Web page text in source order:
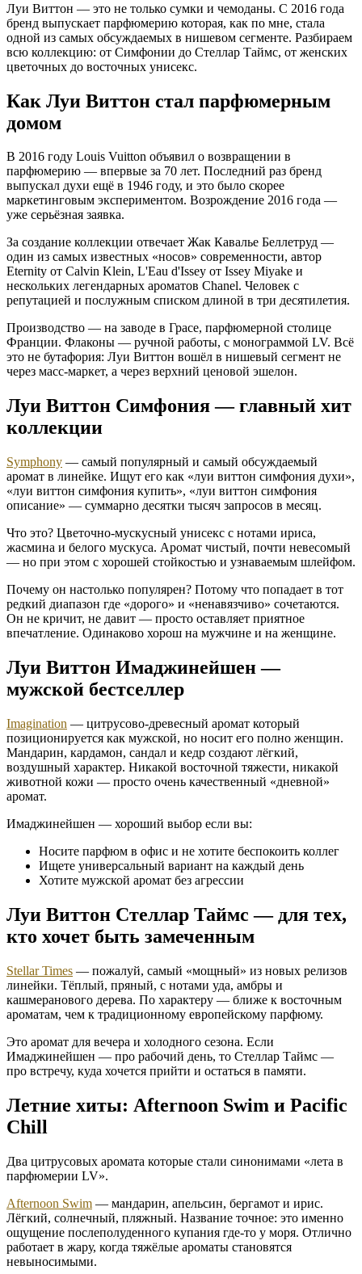
Луи Виттон — это не только сумки и чемоданы. С 2016 года
бренд выпускает парфюмерию которая, как по мне, стала
одной из самых обсуждаемых в нишевом сегменте. Разбираем
всю коллекцию: от Симфонии до Стеллар Таймс, от женских
цветочных до восточных унисекс.
Как Луи Виттон стал парфюмерным
домом
В 2016 году Louis Vuitton объявил о возвращении в
парфюмерию — впервые за 70 лет. Последний раз бренд
выпускал духи ещё в 1946 году, и это было скорее
маркетинговым экспериментом. Возрождение 2016 года —
уже серьёзная заявка.
За создание коллекции отвечает Жак Кавалье Беллетруд —
один из самых известных «носов» современности, автор
Eternity от Calvin Klein, L'Eau d'Issey от Issey Miyake и
нескольких легендарных ароматов Chanel. Человек с
репутацией и послужным списком длиной в три десятилетия.
Производство — на заводе в Грасе, парфюмерной столице
Франции. Флаконы — ручной работы, с монограммой LV. Всё
это не бутафория: Луи Виттон вошёл в нишевый сегмент не
через масс-маркет, а через верхний ценовой эшелон.
Луи Виттон Симфония — главный хит
коллекции
Symphony — самый популярный и самый обсуждаемый
аромат в линейке. Ищут его как «луи виттон симфония духи»,
«луи виттон симфония купить», «луи виттон симфония
описание» — суммарно десятки тысяч запросов в месяц.
Что это? Цветочно-мускусный унисекс с нотами ириса,
жасмина и белого мускуса. Аромат чистый, почти невесомый
— но при этом с хорошей стойкостью и узнаваемым шлейфом.
Почему он настолько популярен? Потому что попадает в тот
редкий диапазон где «дорого» и «ненавязчиво» сочетаются.
Он не кричит, не давит — просто оставляет приятное
впечатление. Одинаково хорош на мужчине и на женщине.
Луи Виттон Имаджинейшен —
мужской бестселлер
Imagination — цитрусово-древесный аромат который
позиционируется как мужской, но носит его полно женщин.
Мандарин, кардамон, сандал и кедр создают лёгкий,
воздушный характер. Никакой восточной тяжести, никакой
животной кожи — просто очень качественный «дневной»
аромат.
Имаджинейшен — хороший выбор если вы:
Носите парфюм в офис и не хотите беспокоить коллег
Ищете универсальный вариант на каждый день
Хотите мужской аромат без агрессии
Луи Виттон Стеллар Таймс — для тех,
кто хочет быть замеченным
Stellar Times — пожалуй, самый «мощный» из новых релизов
линейки. Тёплый, пряный, с нотами уда, амбры и
кашмеранового дерева. По характеру — ближе к восточным
ароматам, чем к традиционному европейскому парфюму.
Это аромат для вечера и холодного сезона. Если
Имаджинейшен — про рабочий день, то Стеллар Таймс —
про встречу, куда хочется прийти и остаться в памяти.
Летние хиты: Afternoon Swim и Pacific
Chill
Два цитрусовых аромата которые стали синонимами «лета в
парфюмерии LV».
Afternoon Swim — мандарин, апельсин, бергамот и ирис.
Лёгкий, солнечный, пляжный. Название точное: это именно
ощущение послеполуденного купания где-то у моря. Отлично
работает в жару, когда тяжёлые ароматы становятся
невыносимыми.